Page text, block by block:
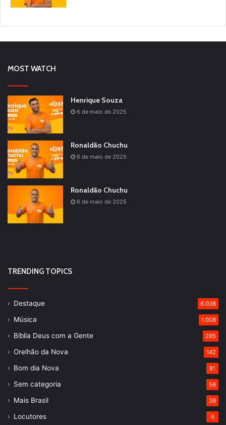
MOST WATCH
Henrique Souza
6 de maio de 2025
Ronaldão Chuchu
6 de maio de 2025
Ronaldão Chuchu
6 de maio de 2025
TRENDING TOPICS
Destaque 6.038
Música 1.008
Bíblia Deus com a Gente 285
Orelhão da Nova 142
Bom dia Nova 81
Sem categoria 56
Mais Brasil 39
Locutores 6